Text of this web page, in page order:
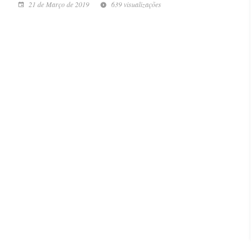
21 de Março de 2019 639 visualizações